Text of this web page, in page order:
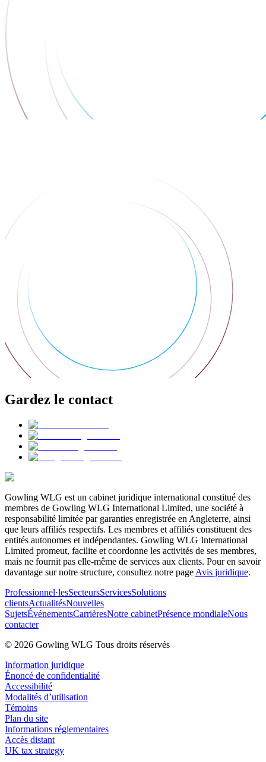
Gardez le contact
Gowling WLG est un cabinet juridique international constitué des
membres de Gowling WLG International Limited, une société à
responsabilité limitée par garanties enregistrée en Angleterre, ainsi
que leurs affiliés respectifs. Les membres et affiliés constituent des
entités autonomes et indépendantes. Gowling WLG International
Limited promeut, facilite et coordonne les activités de ses membres,
mais ne fournit pas elle-même de services aux clients. Pour en savoir
davantage sur notre structure, consultez notre page Avis juridique.
Professionnel·lesSecteursServicesSolutions
clientsActualitésNouvelles
SujetsÉvénementsCarrièresNotre cabinetPrésence mondialeNous
contacter
© 2026 Gowling WLG Tous droits réservés
Information juridique
Énoncé de confidentialité
Accessibilité
Modalités d’utilisation
Témoins
Plan du site
Informations réglementaires
Accès distant
UK tax strategy